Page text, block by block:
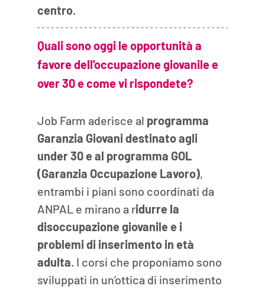
centro.
Quali sono oggi le opportunità a
favore dell'occupazione giovanile e
over 30 e come vi rispondete?
Job Farm aderisce al programma
Garanzia Giovani destinato agli
under 30 e al programma GOL
(Garanzia Occupazione Lavoro),
entrambi i piani sono coordinati da
ANPAL e mirano a ridurre la
disoccupazione giovanile e i
problemi di inserimento in età
adulta. I corsi che proponiamo sono
sviluppati in un’ottica di inserimento